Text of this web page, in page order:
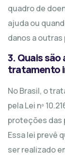
quadro de
ajuda ou
danos a outras
3. Quais são
tratamento
No Brasil, o
pela Lei nº
proteções das
Essa lei prevê
ser realizado